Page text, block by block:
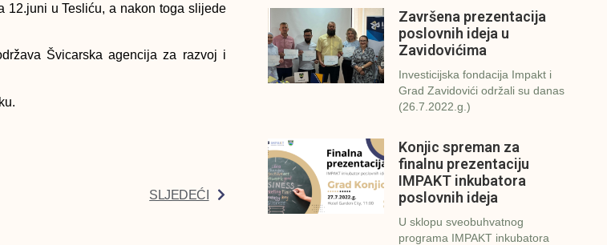
12.juni u Tesliću, a nakon toga slijede
Švicarska agencija za razvoj i
SLJEDEĆI
Završena prezentacija
poslovnih ideja u
Zavidovićima
Investicijska fondacija Impakt i
Grad Zavidovići održali su danas
(26.7.2022.g.)
Konjic spreman za
finalnu prezentaciju
IMPAKT inkubatora
poslovnih ideja
U sklopu sveobuhvatnog
programa IMPAKT inkubatora